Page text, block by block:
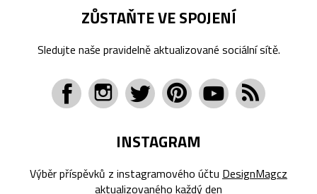
ZŮSTAŇTE VE SPOJENÍ
Sledujte naše pravidelně aktualizované sociální sítě.
INSTAGRAM
Výběr příspěvků z instagramového účtu DesignMagcz
aktualizovaného každý den